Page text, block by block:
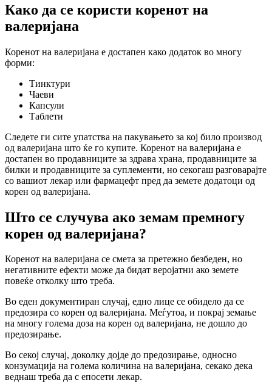
Како да се користи коренот на
валеријана
Коренот на валеријана е достапен како додаток во многу
форми:
Тинктури
Чаеви
Капсули
Таблети
Следете ги сите упатства на пакувањето за кој било производ
од валеријана што ќе го купите. Коренот на валеријана е
достапен во продавниците за здрава храна, продавниците за
билки и продавниците за суплементи, но секогаш разговарајте
со вашиот лекар или фармацефт пред да земете додатоци од
корен од валеријана.
Што се случува ако земам премногу
корен од валеријана?
Коренот на валеријана се смета за претежно безбеден, но
негативните ефекти може да бидат веројатни ако земете
повеќе отколку што треба.
Во еден документиран случај, едно лице се обидело да се
предозира со корен од валеријана. Меѓутоа, и покрај земање
на многу голема доза на корен од валеријана, не дошло до
предозирање.
Во секој случај, доколку дојде до предозирање, односно
конзумација на голема количина на валеријана, секако дека
веднаш треба да с епосети лекар.